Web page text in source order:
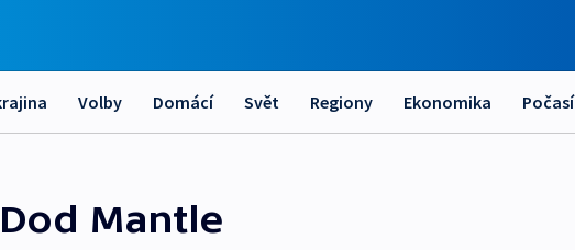
Volby Domácí Svět Regiony Ekonomika Počasí
Mantle